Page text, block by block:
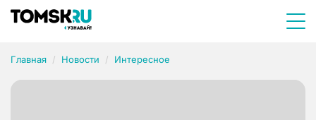
Главная Новости Интересное